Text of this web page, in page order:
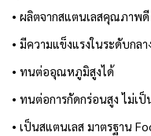
• ผลิตจากสแตนเลสคุณภาพดี
• มีความแข็งแรงในระดับกล
• ทนต่ออุณหภูมิสูงได้
• ทนต่อการกัดกร่อนสูง ไม่เ
• เป็นสแตนเลส มาตรฐาน